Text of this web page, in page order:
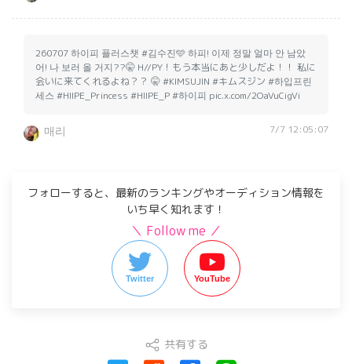
260707 하이피 플러스챗 #김수진🩵 하피! 이제 정말 얼마 안 남았
어! 나 보러 올 거지??🤫 H//PY！もう本当にあと少しだよ！！ 私に
会いに来てくれるよね？？ 🤫 #KIMSUJIN #キムスジン #하입프린
세스 #HIIPE_Princess #HIIPE_P #하이피 pic.x.com/2OaVuCigVi
매리 7/7 12:05:07
フォローすると、最新のランキングやオーディション情報を
いち早く知れます！
＼ Follow me ／
Twitter YouTube
共有する